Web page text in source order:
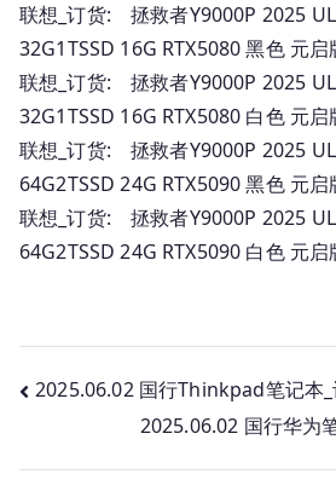
联想_订货: 拯救者Y9000P 2025
32G1TSSD 16G RTX5080 黑色
联想_订货: 拯救者Y9000P 2025
32G1TSSD 16G RTX5080 白色
联想_订货: 拯救者Y9000P 2025
64G2TSSD 24G RTX5090 黑色
联想_订货: 拯救者Y9000P 2025
64G2TSSD 24G RTX5090 白色
文
2025.06.02 国行Thinkpad笔记本
2025.06.02 国行华为